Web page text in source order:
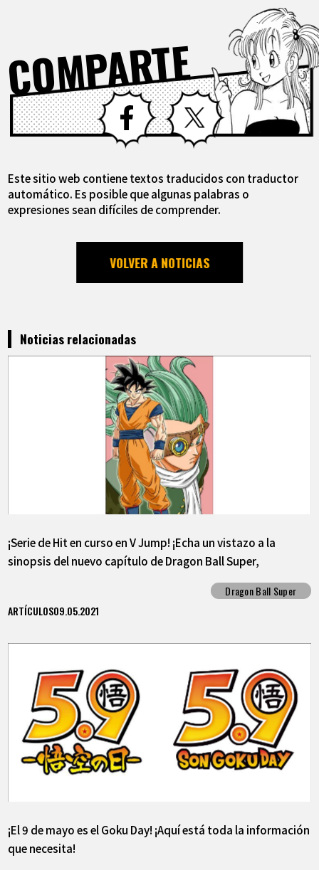
COMPARTE
Facebook X
Este sitio web contiene textos traducidos con traductor
automático. Es posible que algunas palabras o
expresiones sean difíciles de comprender.
VOLVER A NOTICIAS
Noticias relacionadas
¡Serie de Hit en curso en V Jump! ¡Echa un vistazo a la
sinopsis del nuevo capítulo de Dragon Ball Super,
Dragon Ball Super
ARTÍCULOS09.05.2021
¡El 9 de mayo es el Goku Day! ¡Aquí está toda la información
que necesita!